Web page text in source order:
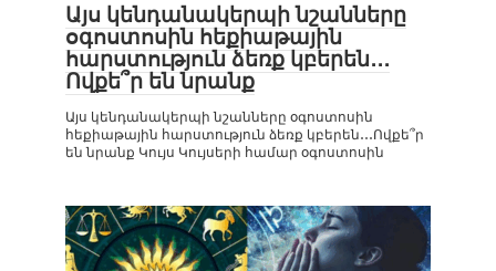
Այս կենդանակերպի նշանները
օգոստոսին հեքիաթային
հարստություն ձեռք կբերեն․․․
Ովքե՞ր են նրանք
Այս կենդանակերպի նշանները օգոստոսին
հեքիաթային հարստություն ձեռք կբերեն․․․Ովքե՞ր
են նրանք Կույս Կույսերի համար օգոստոսին